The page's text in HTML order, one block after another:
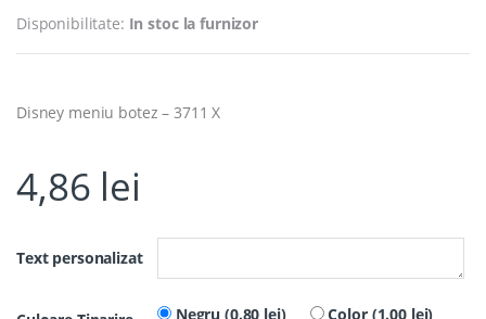
Disponibilitate: In stoc la furnizor
Disney meniu botez – 3711 X
4,86 lei
Text personalizat
Negru (0.80 lei) Color (1.00 lei)